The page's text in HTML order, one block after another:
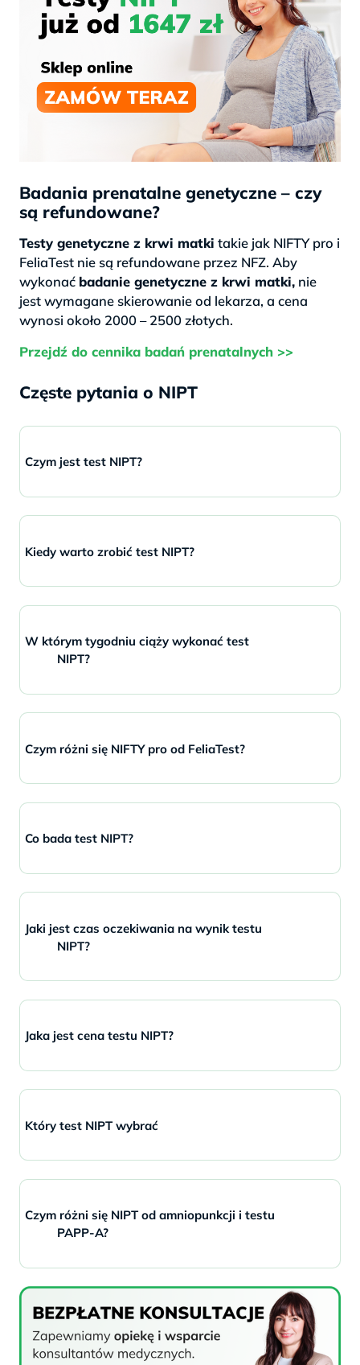
Badania prenatalne genetyczne – czy
są refundowane?
Testy genetyczne z krwi matki takie jak NIFTY pro i
FeliaTest nie są refundowane przez NFZ. Aby
wykonać badanie genetyczne z krwi matki, nie
jest wymagane skierowanie od lekarza, a cena
wynosi około 2000 – 2500 złotych.
Przejdź do cennika badań prenatalnych >>
Częste pytania o NIPT
Czym jest test NIPT?
Kiedy warto zrobić test NIPT?
W którym tygodniu ciąży wykonać test
NIPT?
Czym różni się NIFTY pro od FeliaTest?
Co bada test NIPT?
Jaki jest czas oczekiwania na wynik testu
NIPT?
Jaka jest cena testu NIPT?
Który test NIPT wybrać
Czym różni się NIPT od amniopunkcji i testu
PAPP-A?